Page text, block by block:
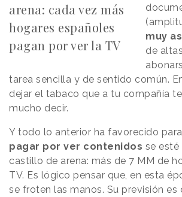
arena: cada vez más
hogares españoles
pagan por ver la TV
muy
de
tarea sencilla y de sentido común.
dejar el tabaco que a tu compañía
mucho decir.
Y todo lo anterior ha favorecido
pagar por ver contenidos se
castillo de arena: más de 7 MM de
TV. Es lógico pensar que, en esta
se froten las manos. Su previsión